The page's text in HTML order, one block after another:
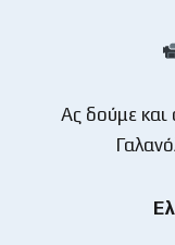
Ας δούμε